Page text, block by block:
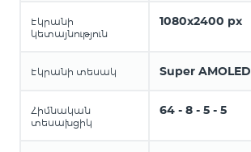
Էկրանի
կետայնություն
1080x2400 px
Էկրանի տեսակ Super AMOLED
Հիմնական
տեսախցիկ
64 - 8 - 5 - 5